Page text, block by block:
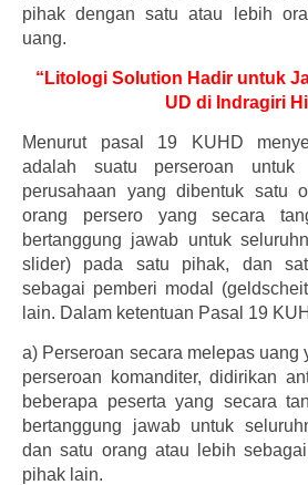
pihak dengan satu atau lebih
uang.
“Litologi Solution Hadir untuk
UD di Indragiri
Menurut pasal 19 KUHD
adalah suatu perseroan untuk
perusahaan yang dibentuk satu
orang persero yang secara
bertanggung jawab untuk
slider) pada satu pihak, dan
sebagai pemberi modal
lain. Dalam ketentuan Pasal 19
a) Perseroan secara melepas uang
perseroan komanditer, didirikan
beberapa peserta yang secara
bertanggung jawab untuk
dan satu orang atau lebih
pihak lain.